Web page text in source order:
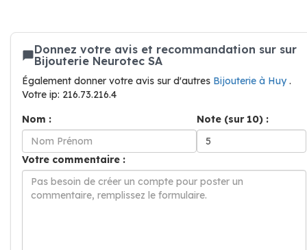
Donnez votre avis et recommandation sur sur
Bijouterie Neurotec SA
Également donner votre avis sur d'autres Bijouterie à Huy.
Votre ip: 216.73.216.4
Nom :
Note (sur 10) :
Votre commentaire :